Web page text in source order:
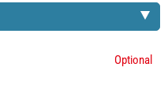
Optional